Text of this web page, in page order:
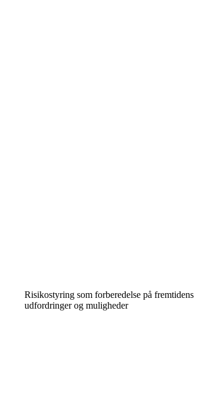
Risikostyring som forberedelse på fremtidens
udfordringer og muligheder